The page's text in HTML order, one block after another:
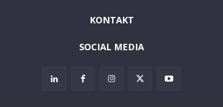
KONTAKT
SOCIAL MEDIA